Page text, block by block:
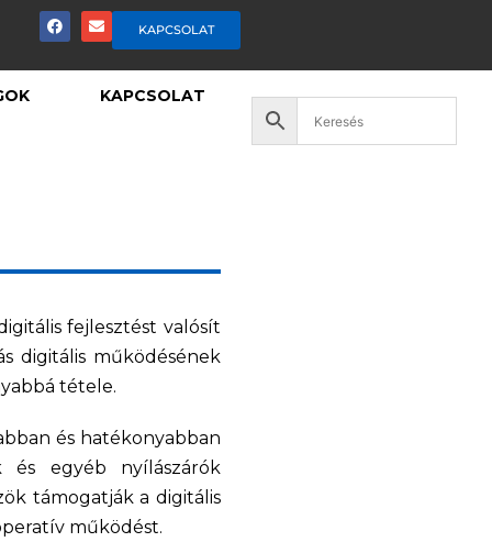
KAPCSOLAT
KAPCSOLAT
fejlesztést valósít
digitális működésének
tétele.
és hatékonyabban
és egyéb nyílászárók
támogatják a digitális
működést.